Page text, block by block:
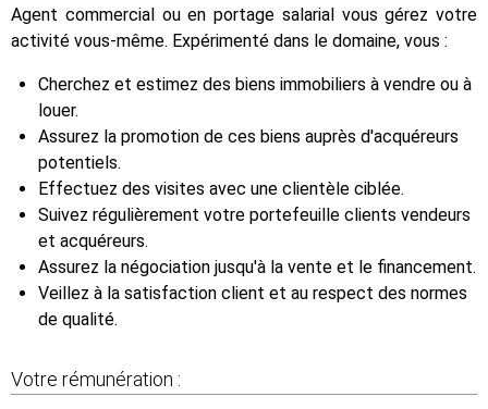
Agent commercial ou en portage salarial vous gérez votre
activité vous-même. Expérimenté dans le domaine, vous :
Cherchez et estimez des biens immobiliers à vendre ou à
louer.
Assurez la promotion de ces biens auprès d'acquéreurs
potentiels.
Effectuez des visites avec une clientèle ciblée.
Suivez régulièrement votre portefeuille clients vendeurs
et acquéreurs.
Assurez la négociation jusqu'à la vente et le financement.
Veillez à la satisfaction client et au respect des normes
de qualité.
Votre rémunération :